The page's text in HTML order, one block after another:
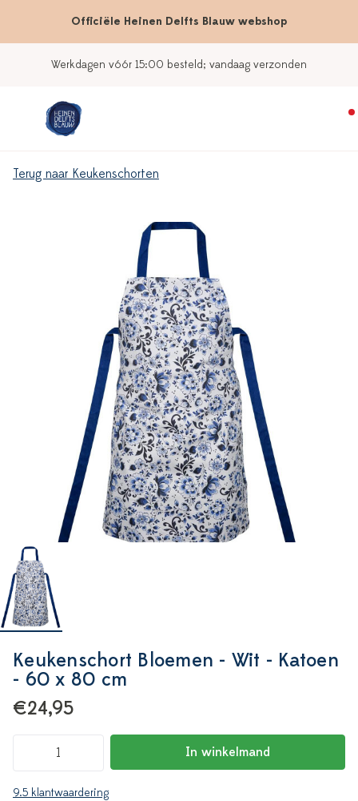
Officiële Heinen Delfts Blauw webshop
Werkdagen vóór 15:00 besteld; vandaag verzonden
Terug naar Keukenschorten
Keukenschort Bloemen - Wit - Katoen
- 60 x 80 cm
€24,95
In winkelmand
9.5 klantwaardering